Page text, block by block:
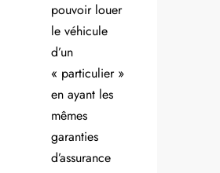
pouvoir louer
le véhicule
d’un
« particulier »
en ayant les
mêmes
garanties
d’assurance